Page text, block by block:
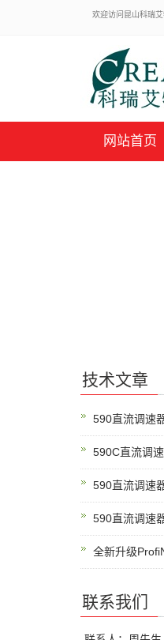
欢迎访问昆山科瑞
网站首页
技术文章
590直流调速
590C直流调速
590直流调速
590直流调速
全新升级
联系我们